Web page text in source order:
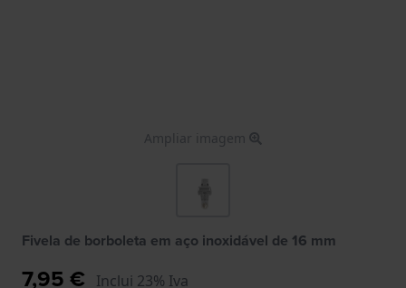
Ampliar imagem
Fivela de borboleta em aço inoxidável de 16 mm
7,95 € Inclui 23% Iva